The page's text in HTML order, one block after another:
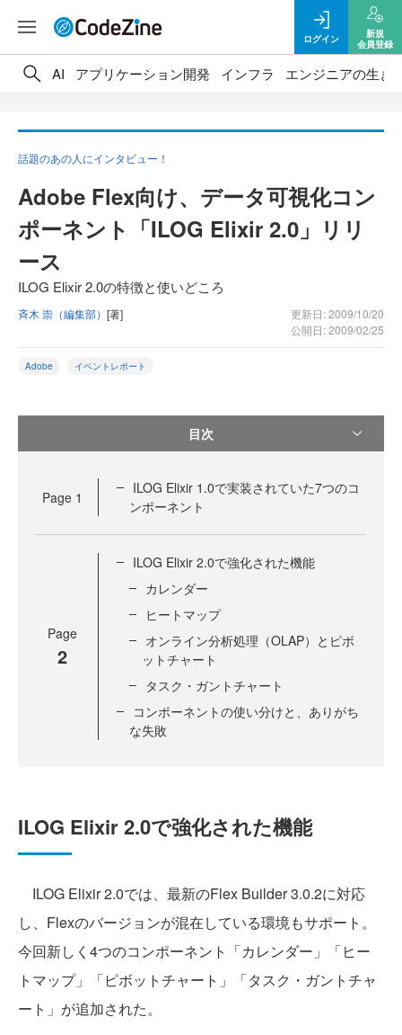
ログイン
新規
会員登録
AI アプリケーション開発 インフラ エンジニアの生き
話題のあの人にインタビュー！
Adobe Flex向け、データ可視化コン
ポーネント「ILOG Elixir 2.0」リリ
ース
ILOG Elixir 2.0の特徴と使いどころ
斉木 崇（編集部） [著]
更新日: 2009/10/20
公開日: 2009/02/25
Adobe イベントレポート
目次
Page 1
ILOG Elixir 1.0で実装されていた7つのコ
ンポーネント
Page
2
ILOG Elixir 2.0で強化された機能
カレンダー
ヒートマップ
オンライン分析処理（OLAP）とピボ
ットチャート
タスク・ガントチャート
コンポーネントの使い分けと、ありがち
な失敗
ILOG Elixir 2.0で強化された機能
ILOG Elixir 2.0では、最新のFlex Builder 3.0.2に対応
し、Flexのバージョンが混在している環境もサポート。
今回新しく4つのコンポーネント「カレンダー」「ヒー
トマップ」「ピボットチャート」「タスク・ガントチャ
ート」が追加された。